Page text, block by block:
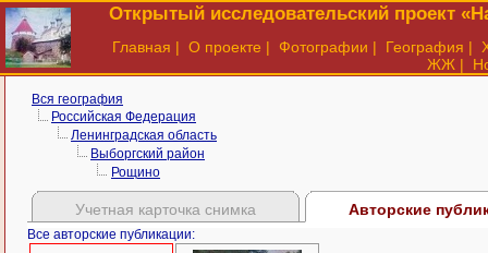
Открытый исследовательский проект
Главная | О проекте | Фотографии | География |
ЖЖ |
Вся география
Российская Федерация
Ленинградская область
Выборгский район
Рощино
Учетная карточка снимка Авторские
Все авторские публикации: